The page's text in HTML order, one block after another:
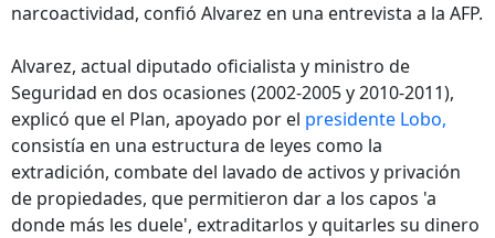
narcoactividad, confió Alvarez en una entrevista a la AFP.
Alvarez, actual diputado oficialista y ministro de
Seguridad en dos ocasiones (2002-2005 y 2010-2011),
explicó que el Plan, apoyado por el presidente Lobo,
consistía en una estructura de leyes como la
extradición, combate del lavado de activos y privación
de propiedades, que permitieron dar a los capos 'a
donde más les duele', extraditarlos y quitarles su dinero